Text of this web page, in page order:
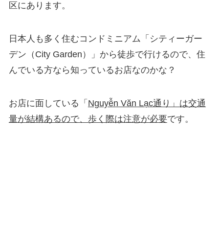
区にあります。
日本人も多く住むコンドミニアム「シティーガー
デン（City Garden）」から徒歩で行けるので、住
んでいる方なら知っているお店なのかな？
お店に面している「 Nguyễn Văn Lạc通り」は交通
量が結構あるので、歩く際は注意が必要です。